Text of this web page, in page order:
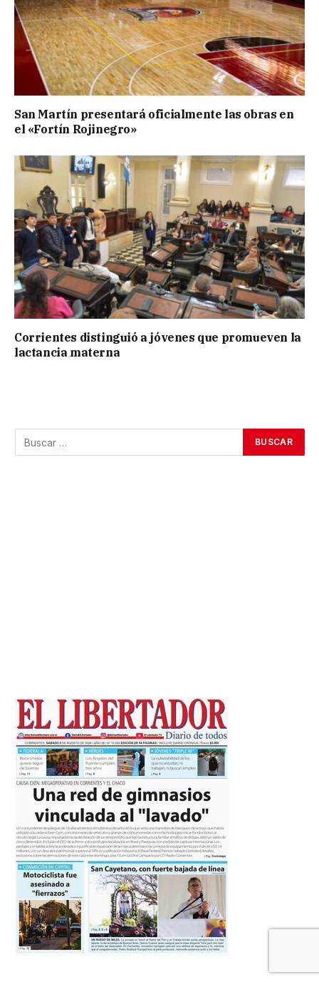
San Martín presentará oficialmente las obras en
el «Fortín Rojinegro»
Corrientes distinguió a jóvenes que promueven la
lactancia materna